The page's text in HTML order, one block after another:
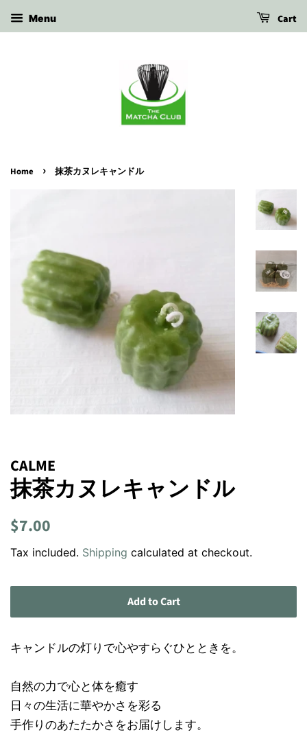
Menu Cart
Home › 抹茶カヌレキャンドル
CALME
抹茶カヌレキャンドル
Regular
$7.00
Tax included. Shipping calculated at checkout.
Add to Cart
キャンドルの灯りで心やすらぐひとときを。
自然の力で心と体を癒す
日々の生活に華やかさを彩る
手作りのあたたかさをお届けします。